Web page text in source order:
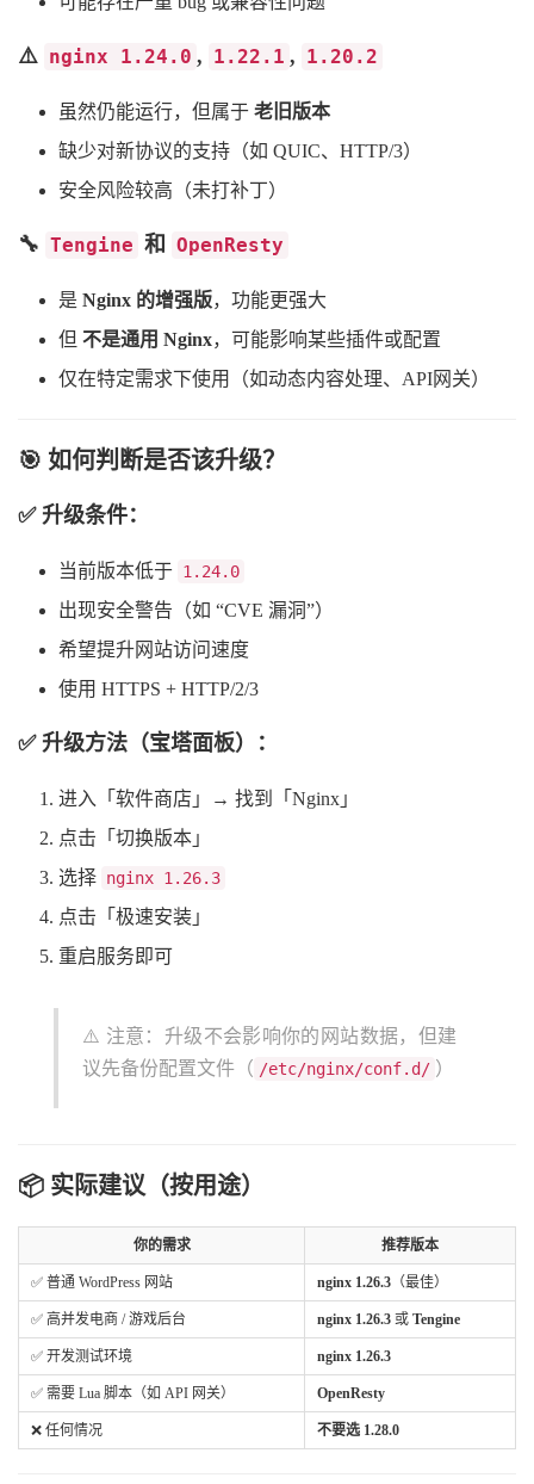
⚠️ nginx 1.24.0 , 1.22.1 , 1.20.2
虽然仍能运行，但属于 老旧版本
缺少对新协议的支持（如 QUIC、HTTP/3）
安全风险较高（未打补丁）
🔧 Tengine 和 OpenResty
是 Nginx 的增强版，功能更强大
但 不是通用 Nginx，可能影响某些插件或配置
仅在特定需求下使用（如动态内容处理、API网关）
🎯 如何判断是否该升级？
✅ 升级条件：
当前版本低于 1.24.0
出现安全警告（如 “CVE 漏洞”）
希望提升网站访问速度
使用 HTTPS + HTTP/2/3
✅ 升级方法（宝塔面板）：
进入「软件商店」→ 找到「Nginx」
点击「切换版本」
选择 nginx 1.26.3
点击「极速安装」
重启服务即可
⚠️ 注意：升级不会影响你的网站数据，但建
议先备份配置文件（ /etc/nginx/conf.d/ ）
📦 实际建议（按用途）
你的需求 推荐版本
✅ 普通 WordPress 网站 nginx 1.26.3 （最佳）
✅ 高并发电商 / 游戏后台 nginx 1.26.3 或 Tengine
✅ 开发测试环境 nginx 1.26.3
✅ 需要 Lua 脚本（如 API 网关） OpenResty
❌ 任何情况 不要选 1.28.0